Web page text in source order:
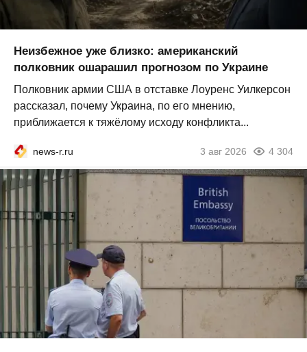
Неизбежное уже близко: американский
полковник ошарашил прогнозом по Украине
Полковник армии США в отставке Лоуренс Уилкерсон
рассказал, почему Украина, по его мнению,
приближается к тяжёлому исходу конфликта...
news-r.ru 3 авг 2026 4 304